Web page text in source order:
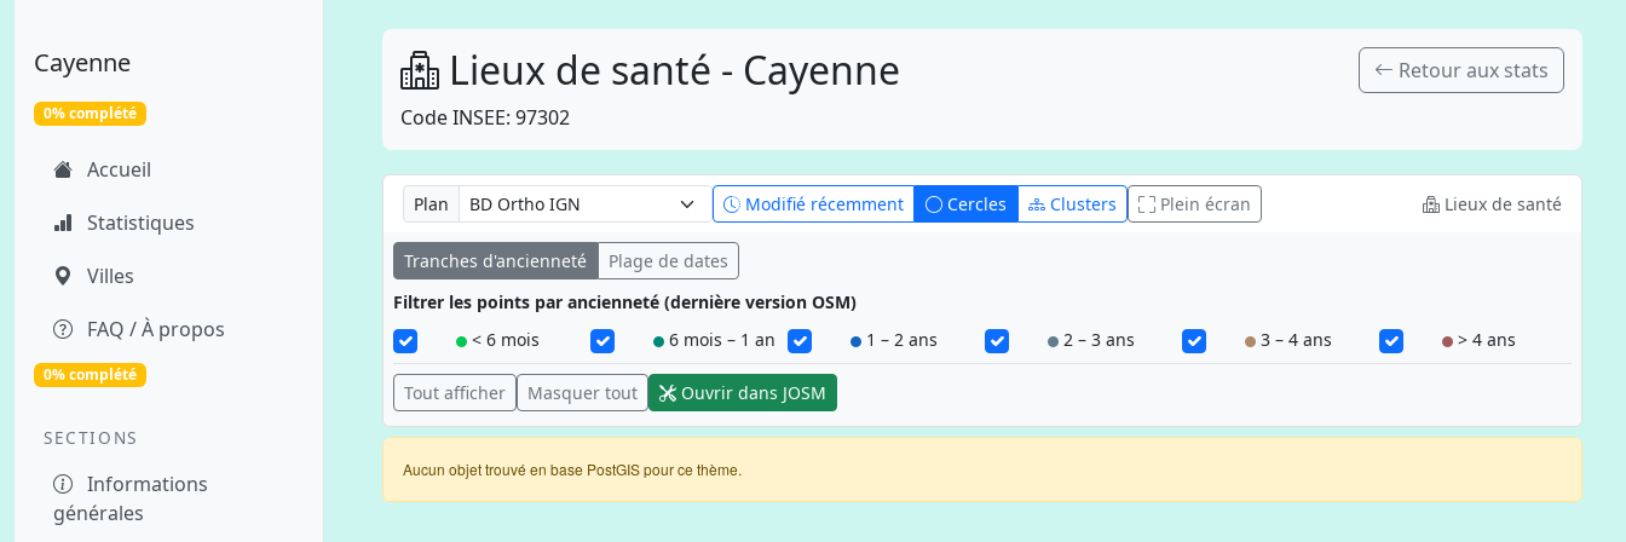
Cayenne
0% complété
Accueil
Statistiques
Villes
FAQ / À propos
0% complété
SECTIONS
Informations
générales
Lieux de santé - Cayenne
Code INSEE: 97302
Retour aux stats
Plan Modifié récemment Cercles Clusters Plein écran Lieux de santé
Tranches d'ancienneté
Plage de dates
Filtrer les points par ancienneté (dernière version OSM)
< 6 mois
6 mois – 1 an 1 – 2 ans 2 – 3 ans 3 – 4 ans > 4 ans
Tout afficher Masquer tout Ouvrir dans JOSM
Aucun objet trouvé en base PostGIS pour ce thème.